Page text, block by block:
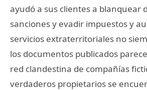
ayudó a sus clientes a blanquear
sanciones y evadir impuestos y
servicios extraterritoriales no
los documentos publicados
red clandestina de compañías
verdaderos propietarios se